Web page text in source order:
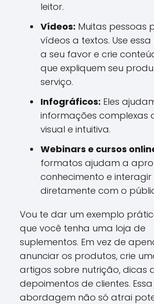
leitor.
Vídeos: Muitas pessoas
vídeos a textos. Use
a seu favor e crie
que expliquem seu
serviço.
Infográficos: Eles
informações complexas
visual e intuitiva.
Webinars e cursos
formatos ajudam a
conhecimento e interagir
diretamente com o
Vou te dar um exemplo
que você tenha uma loja de
suplementos. Em vez de
anunciar os produtos, crie
artigos sobre nutrição, dicas
depoimentos de clientes. Essa
abordagem não só atrai